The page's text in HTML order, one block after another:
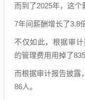
而到了2025年，这个
7年间薪酬增长了3.8
不仅如此，根据审
的管理费用用掉了
而根据审计报告披露
86人。